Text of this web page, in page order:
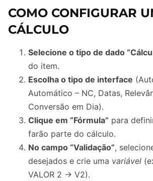
COMO CONFIGURAR
CÁLCULO
Selecione o tipo de dado
do item.
Escolha o tipo de interface
Automático – NC, Datas,
Conversão em Dia).
Clique em “Fórmula” para
farão parte do cálculo.
No campo “Validação”,
desejados e crie uma variável
VALOR 2 → V2).